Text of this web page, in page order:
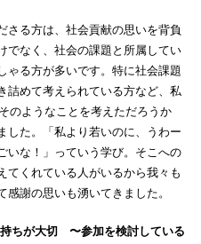
さる方は、社会貢献の思いを背負
でなく、社会の課題と所属してい
ゃる方が多いです。特に社会課題
詰めて考えられている方など、私
のようなことを考えただろうか
した。「私より若いのに、うわー
いな！」っていう学び。そこへの
てくれている人がいるから我々も
謝の思いも湧いてきました。
ちが大切 〜参加を検討している